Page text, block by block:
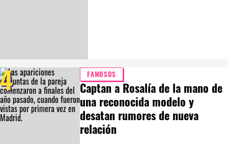
4 FAMOSOS
Captan a Rosalía de la mano de
una reconocida modelo y
desatan rumores de nueva
relación